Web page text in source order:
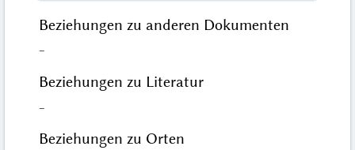
Beziehungen zu anderen Dokumenten
–
Beziehungen zu Literatur
–
Beziehungen zu Orten